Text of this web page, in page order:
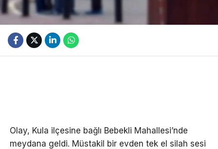
Olay, Kula ilçesine bağlı Bebekli Mahallesi’nde
meydana geldi. Müstakil bir evden tek el silah sesi